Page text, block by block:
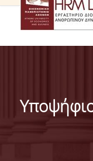
ΤΟ
ΜΕΛΗ